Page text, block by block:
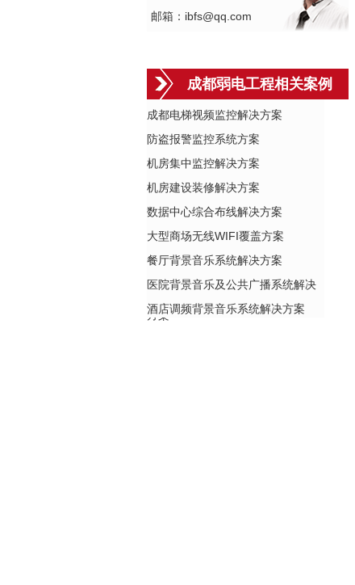
邮箱：ibfs@qq.com
成都弱电工程相关案例
成都电梯视频监控解决方案
防盗报警监控系统方案
机房集中监控解决方案
机房建设装修解决方案
数据中心综合布线解决方案
大型商场无线WIFI覆盖方案
餐厅背景音乐系统解决方案
医院背景音乐及公共广播系统解决
方案
酒店调频背景音乐系统解决方案